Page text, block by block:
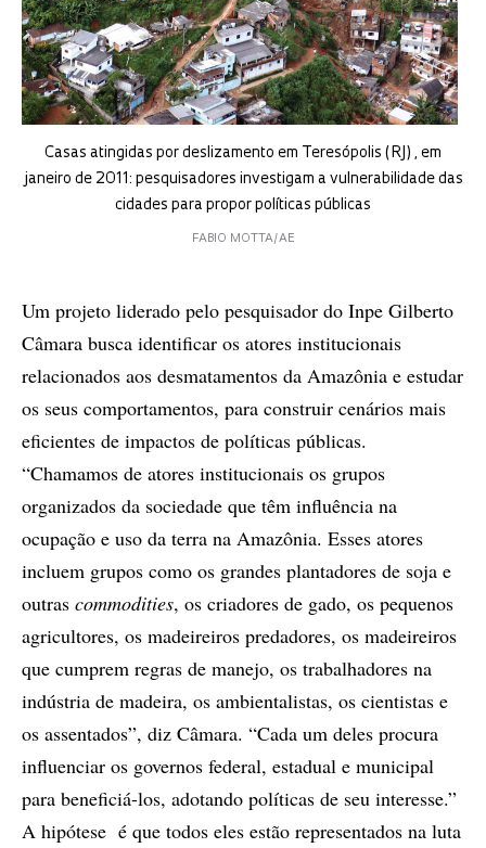
Casas atingidas por deslizamento em Teresópolis (RJ) , em
janeiro de 2011: pesquisadores investigam a vulnerabilidade das
cidades para propor políticas públicas
FABIO MOTTA/AE
Um projeto liderado pelo pesquisador do Inpe Gilberto
Câmara busca identificar os atores institucionais
relacionados aos desmatamentos da Amazônia e estudar
os seus comportamentos, para construir cenários mais
eficientes de impactos de políticas públicas.
“Chamamos de atores institucionais os grupos
organizados da sociedade que têm influência na
ocupação e uso da terra na Amazônia. Esses atores
incluem grupos como os grandes plantadores de soja e
outras commodities, os criadores de gado, os pequenos
agricultores, os madeireiros predadores, os madeireiros
que cumprem regras de manejo, os trabalhadores na
indústria de madeira, os ambientalistas, os cientistas e
os assentados”, diz Câmara. “Cada um deles procura
influenciar os governos federal, estadual e municipal
para beneficiá-los, adotando políticas de seu interesse.”
A hipótese é que todos eles estão representados na luta